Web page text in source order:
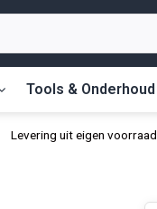
Tools & Onderhoud
Levering uit eigen voorraad